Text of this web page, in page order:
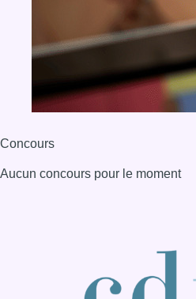
Concours
Aucun concours pour le moment